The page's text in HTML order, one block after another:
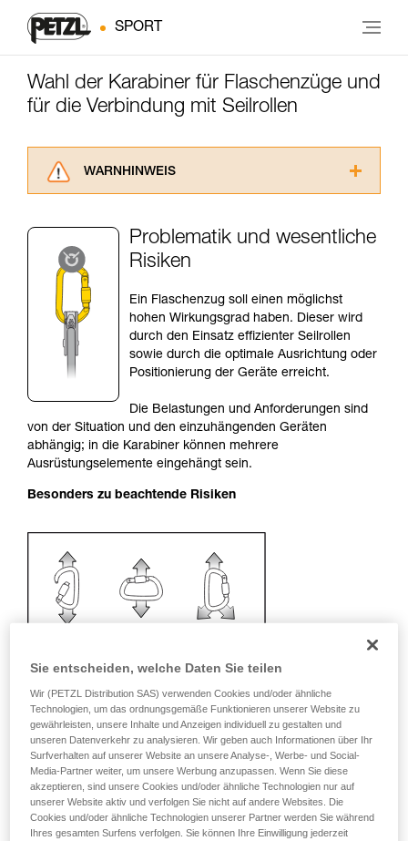
SPORT
Wahl der Karabiner für Flaschenzüge und
für die Verbindung mit Seilrollen
WARNHINWEIS
aufmerksam durch, bevor Sie diesen zu Rate
ziehen. Um diese Zusatzinformationen
verstehen zu können, müssen Sie zuerst die in
der Gebrauchsanweisung enthaltenen
Informationen richtig verstanden haben.
Die Beherrschung dieser Techniken setzt eine
entsprechende Ausbildung und ein spezielles
Training voraus. Prüfen Sie zusammen mit
Vorgang alleine sicher zu wiederholen, bevor
Sie ihn eigenständig durchführen.
Wir geben Beispiele für die mit Ihrer Aktivität
verbundenen Techniken. Möglicherweise gibt es
beschrieben werden.
Problematik und wesentliche
Risiken
Ein Flaschenzug soll einen möglichst
hohen Wirkungsgrad haben. Dieser wird
durch den Einsatz effizienter Seilrollen
sowie durch die optimale Ausrichtung oder
Positionierung der Geräte erreicht.
Die Belastungen und Anforderungen sind
von der Situation und den einzuhängenden Geräten
abhängig; in die Karabiner können mehrere
Ausrüstungselemente eingehängt sein.
Besonders zu beachtende Risiken
Empfehlung für Karabiner und
Zubehör
Sie entscheiden, welche Daten Sie teilen
Wir (PETZL Distribution SAS) verwenden Cookies und/oder ähnliche
Technologien, um das ordnungsgemäße Funktionieren unserer Website zu
gewährleisten, unsere Inhalte und Anzeigen individuell zu gestalten und
unseren Datenverkehr zu analysieren. Wir geben auch Informationen über Ihr
Surfverhalten auf unserer Website an unsere Analyse-, Werbe- und Social-
Media-Partner weiter, um unsere Werbung anzupassen. Wenn Sie diese
akzeptieren, sind unsere Cookies und/oder ähnliche Technologien nur auf
unserer Website aktiv und verfolgen Sie nicht auf andere Websites. Die
Cookies und/oder ähnliche Technologien unserer Partner werden Sie während
Ihres gesamten Surfens verfolgen. Sie können Ihre Einwilligung jederzeit